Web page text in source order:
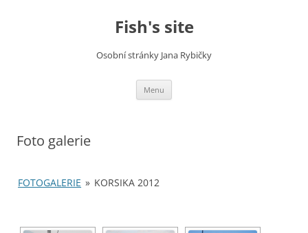
Fish's site
Osobní stránky Jana Rybičky
Menu
Foto galerie
FOTOGALERIE » KORSIKA 2012